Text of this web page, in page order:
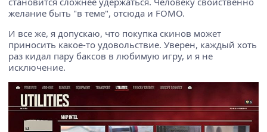
желание быть "в теме", отсюда и FOMO.
И все же, я допускаю, что покупка скинов может
приносить какое-то удовольствие. Уверен, каждый хоть
раз кидал пару баксов в любимую игру, и я не
исключение.